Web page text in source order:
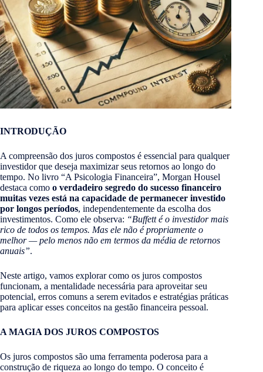
INTRODUÇÃO
A compreensão dos juros compostos é essencial para qualquer
investidor que deseja maximizar seus retornos ao longo do
tempo. No livro “A Psicologia Financeira”, Morgan Housel
destaca como o verdadeiro segredo do sucesso financeiro
muitas vezes está na capacidade de permanecer investido
por longos períodos, independentemente da escolha dos
investimentos. Como ele observa: “Buffett é o investidor mais
rico de todos os tempos. Mas ele não é propriamente o
melhor — pelo menos não em termos da média de retornos
anuais”​.
Neste artigo, vamos explorar como os juros compostos
funcionam, a mentalidade necessária para aproveitar seu
potencial, erros comuns a serem evitados e estratégias práticas
para aplicar esses conceitos na gestão financeira pessoal.
A MAGIA DOS JUROS COMPOSTOS
Os juros compostos são uma ferramenta poderosa para a
construção de riqueza ao longo do tempo. O conceito é